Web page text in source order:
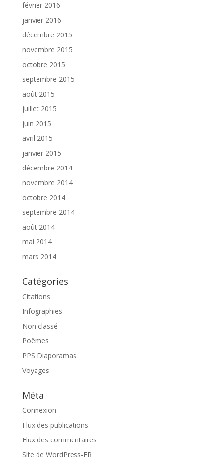
février 2016
janvier 2016
décembre 2015
novembre 2015
octobre 2015
septembre 2015
août 2015
juillet 2015
juin 2015
avril 2015
janvier 2015
décembre 2014
novembre 2014
octobre 2014
septembre 2014
août 2014
mai 2014
mars 2014
Catégories
Citations
Infographies
Non classé
Poêmes
PPS Diaporamas
Voyages
Méta
Connexion
Flux des publications
Flux des commentaires
Site de WordPress-FR